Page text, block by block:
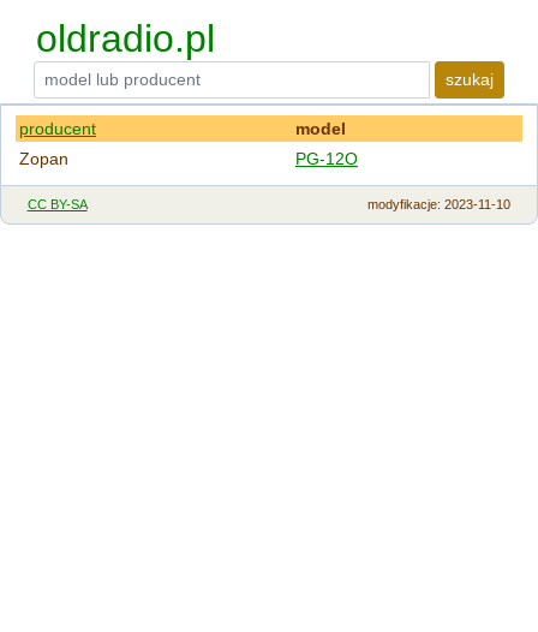
oldradio.pl
szukaj
producent
model
Zopan
PG-12O
CC BY-SA modyfikacje: 2023-11-10